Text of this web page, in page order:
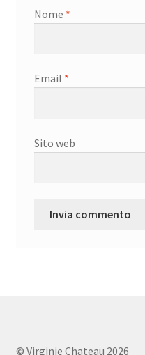
Nome *
Email *
Sito web
© Virginie Chateau 2026